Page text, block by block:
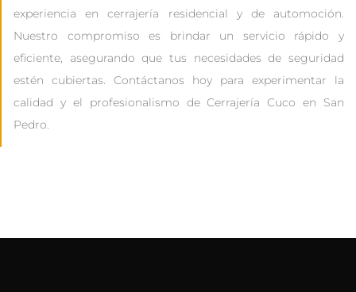
experiencia en cerrajería residencial y de automoción.
Nuestro compromiso es brindar un servicio rápido y
eficiente, asegurando que tus necesidades de seguridad
estén cubiertas. Contáctanos hoy para experimentar la
calidad y el profesionalismo de Cerrajería Cuco en San
Pedro.